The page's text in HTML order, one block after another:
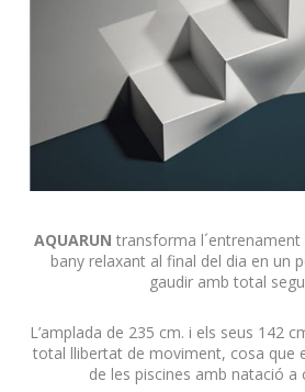
AQUARUN transforma
bany relaxant al final del dia en un
gaudir amb total
L’amplada de 235 cm. i els seus 142
total llibertat de moviment, cosa que
de les piscines amb natació a